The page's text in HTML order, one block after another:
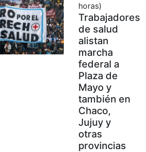
horas)
Trabajadores
de salud
alistan
marcha
federal a
Plaza de
Mayo y
también en
Chaco,
Jujuy y
otras
provincias